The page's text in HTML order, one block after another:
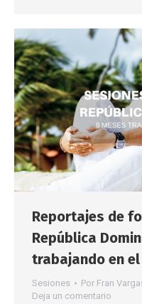
Reportajes de
República
trabajando en
Sesiones Por Fran
Deja un comentario